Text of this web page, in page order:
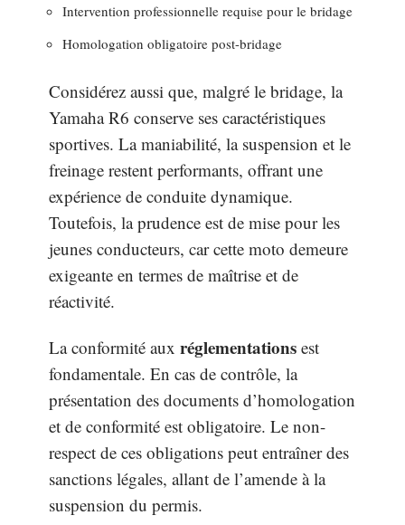
Intervention professionnelle requise pour le bridage
Homologation obligatoire post-bridage
Considérez aussi que, malgré le bridage, la
Yamaha R6 conserve ses caractéristiques
sportives. La maniabilité, la suspension et le
freinage restent performants, offrant une
expérience de conduite dynamique.
Toutefois, la prudence est de mise pour les
jeunes conducteurs, car cette moto demeure
exigeante en termes de maîtrise et de
réactivité.
La conformité aux réglementations est
fondamentale. En cas de contrôle, la
présentation des documents d’homologation
et de conformité est obligatoire. Le non-
respect de ces obligations peut entraîner des
sanctions légales, allant de l’amende à la
suspension du permis.